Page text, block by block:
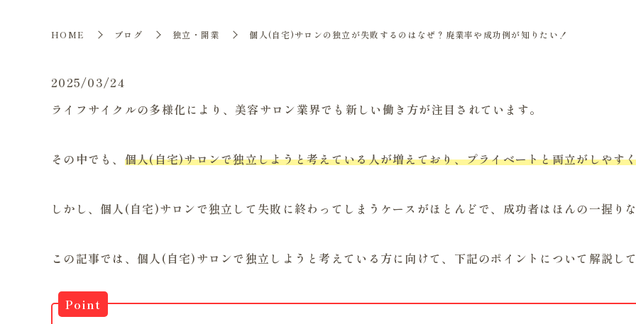
HOME ブログ 独立・開業 個人(自宅)サロンの独立が失敗するのはなぜ？廃業率や成功例が知りたい！
2025/03/24
ライフサイクルの多様化により、美容サロン業界でも新しい働き方が注目されています。
その中でも、 個人(自宅)サロンで独立しようと考えている人が増えており、プライベートと両立がしやす
しかし、個人(自宅)サロンで独立して失敗に終わってしまうケースがほとんどで、成功者はほんの一握り
この記事では、個人(自宅)サロンで独立しようと考えている方に向けて、下記のポイントについて解説し
Point